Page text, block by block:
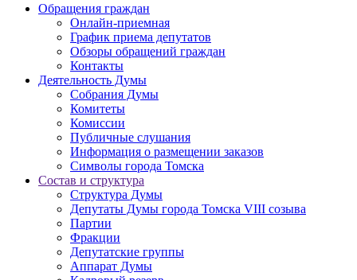
Обращения граждан
Онлайн-приемная
График приема депутатов
Обзоры обращений граждан
Контакты
Деятельность Думы
Собрания Думы
Комитеты
Комиссии
Публичные слушания
Информация о размещении заказов
Символы города Томска
Состав и структура
Структура Думы
Депутаты Думы города Томска VIII созыва
Партии
Фракции
Депутатские группы
Аппарат Думы